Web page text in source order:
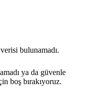
bulunamadı.
ya da güvenle
boş bırakıyoruz.